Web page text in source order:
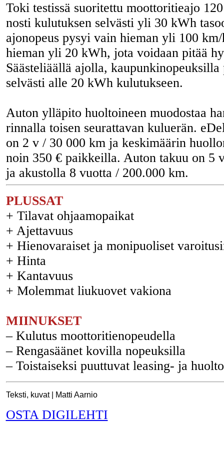
Toki testissä suoritettu moottoritieajo
nosti kulutuksen selvästi yli 30 kWh
ajonopeus pysyi vain hieman yli 100
hieman yli 20 kWh, jota voidaan pitää
Säästeliäällä ajolla,
selvästi alle 20 kWh kulutukseen.
Auton ylläpito huoltoineen muodostaa
rinnalla toisen seurattavan kuluerän.
on 2 v / 30 000 km ja keskimäärin
noin 350 € paikkeilla. Auton takuu on 5
ja akustolla 8 vuotta / 200.000 km.
PLUSSAT
+ Tilavat ohjaamopaikat
+ Ajettavuus
+ Hienovaraiset ja monipuoliset
+ Hinta
+ Kantavuus
+ Molemmat liukuovet vakiona
MIINUKSET
– Kulutus moottoritienopeudella
– Rengasäänet kovilla nopeuksilla
– Toistaiseksi puuttuvat leasing- ja
Teksti, kuvat | Matti Aarnio
OSTA DIGILEHTI